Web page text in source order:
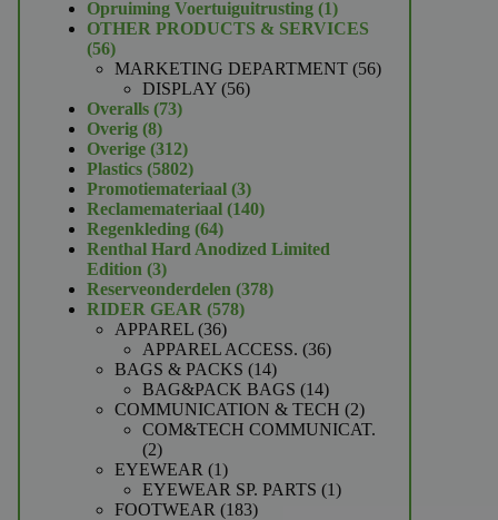
producten
Opruiming Voertuiguitrusting 11
product
OTHER PRODUCTS & SERVICES
5656
producten
MARKETING DEPARTMENT 5656
DISPLAY 5656
Overalls 7373
Overig 88
producten
Overige 312312
producten
Plastics 58025802
producten
Promotiemateriaal 33
producten
Reclamemateriaal 140140
Regenkleding 6464
producten
Renthal Hard Anodized Limited
Edition 33
producten
Reserveonderdelen 378378
RIDER GEAR 578578
APPAREL 3636
producten
APPAREL ACCESS. 3636
BAGS & PACKS 1414
producten
BAG&PACK BAGS 1414
producten
COMMUNICATION & TECH 22
producten
COM&TECH COMMUNICAT.
22
producten
EYEWEAR 11
product
EYEWEAR SP. PARTS 11
FOOTWEAR 183183